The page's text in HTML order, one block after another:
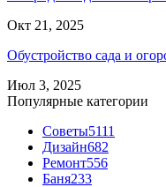
Окт 21, 2025
Обустройство сада и
Июл 3, 2025
Популярные категории
Советы5111
Дизайн682
Ремонт556
Баня233